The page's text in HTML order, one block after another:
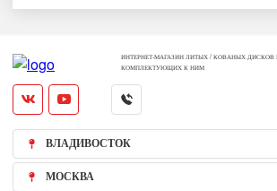
ИНТЕРНЕТ-МАГАЗИН ЛИТЫХ / КОВАНЫХ ДИСКОВ
КОМПЛЕКТУЮЩИХ К НИМ
ВЛАДИВОСТОК
МОСКВА